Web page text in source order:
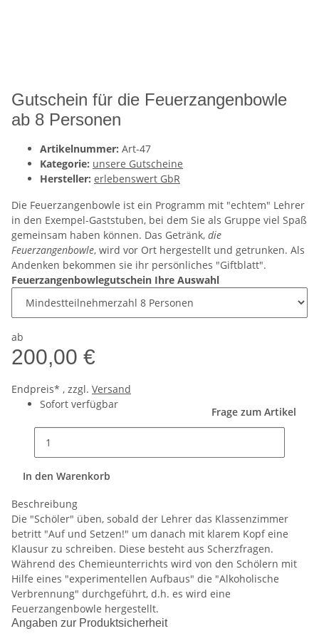
Gutschein für die Feuerzangenbowle
ab 8 Personen
Artikelnummer: Art-47
Kategorie: unsere Gutscheine
Hersteller: erlebenswert GbR
Die Feuerzangenbowle ist ein Programm mit "echtem" Lehrer
in den Exempel-Gaststuben, bei dem Sie als Gruppe viel Spaß
gemeinsam haben können. Das Getränk, die
Feuerzangenbowle, wird vor Ort hergestellt und getrunken. Als
Andenken bekommen sie ihr persönliches "Giftblatt".
Feuerzangenbowlegutschein Ihre Auswahl
ab
200,00 €
Endpreis* , zzgl. Versand
Sofort verfügbar
Frage zum Artikel
In den Warenkorb
Beschreibung
Die "Schöler" üben, sobald der Lehrer das Klassenzimmer
betritt "Auf und Setzen!" um danach mit klarem Kopf eine
Klausur zu schreiben. Diese besteht aus Scherzfragen.
Während des Chemieunterrichts wird von den Schölern mit
Hilfe eines "experimentellen Aufbaus" die "Alkoholische
Verbrennung" durchgeführt, d.h. es wird eine
Feuerzangenbowle hergestellt.
Angaben zur Produktsicherheit